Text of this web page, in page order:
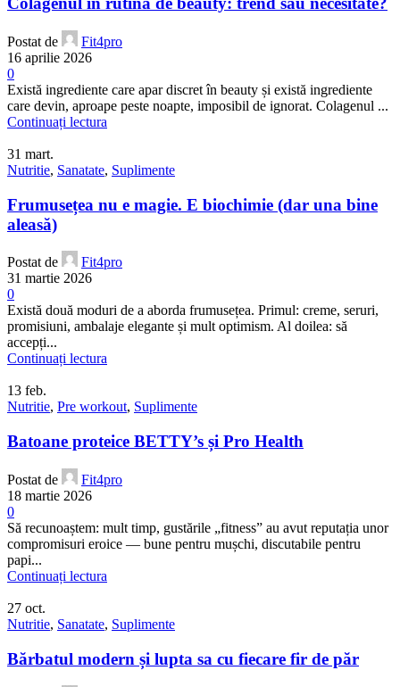
Postat de
Fit4pro
16 aprilie 2026
0
Există ingrediente care apar discret în beauty și există ingrediente
care devin, aproape peste noapte, imposibil de ignorat. Colagenul ...
Continuați lectura
31 mart.
Nutritie, Sanatate, Suplimente
Frumusețea nu e magie. E biochimie (dar una bine
aleasă)
Postat de
Fit4pro
31 martie 2026
0
Există două moduri de a aborda frumusețea. Primul: creme, seruri,
promisiuni, ambalaje elegante și mult optimism. Al doilea: să
accepți...
Continuați lectura
13 feb.
Nutritie, Pre workout, Suplimente
Batoane proteice BETTY’s și Pro Health
Postat de
Fit4pro
18 martie 2026
0
Să recunoaștem: mult timp, gustările „fitness” au avut reputația unor
compromisuri eroice — bune pentru mușchi, discutabile pentru
papi...
Continuați lectura
27 oct.
Nutritie, Sanatate, Suplimente
Bărbatul modern și lupta sa cu fiecare fir de păr